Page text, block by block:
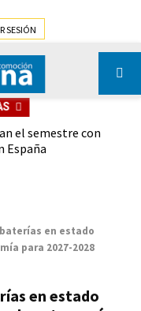
SESIÓN
el semestre con
España
en estado
para 2027-2028
en estado